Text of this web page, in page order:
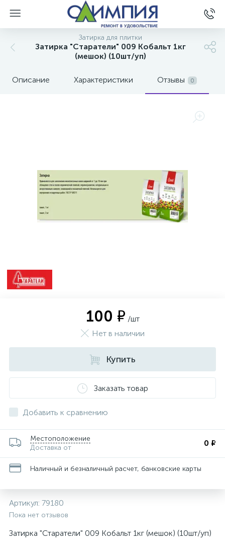
Затирка для плитки
Затирка "Старатели" 009 Кобальт 1кг
(мешок) (10шт/уп)
Описание Характеристики Отзывы 0
100 ₽ /шт
Нет в наличии
Купить
Заказать товар
Добавить к сравнению
Местоположение
Доставка от
0 ₽
Наличный и безналичный расчет, банковские карты
Артикул: 79180
Пока нет отзывов
Затирка "Старатели" 009 Кобальт 1кг (мешок) (10шт/уп)